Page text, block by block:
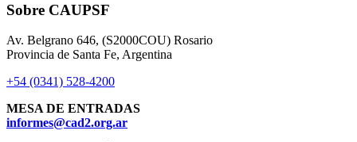
Sobre CAUPSF
Av. Belgrano 646, (S2000COU) Rosario
Provincia de Santa Fe, Argentina
+54 (0341) 528-4200
MESA DE ENTRADAS
informes@cad2.org.ar